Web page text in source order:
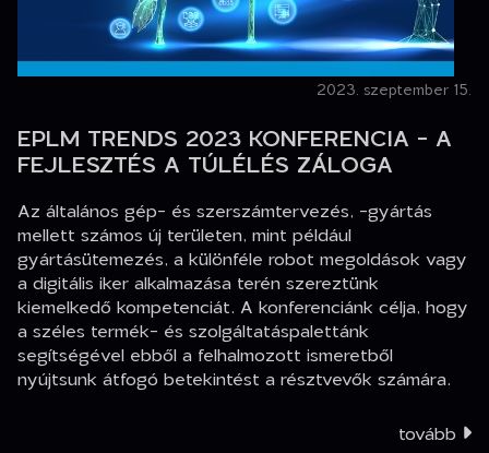
2023. szeptember 15.
EPLM TRENDS 2023 KONFERENCIA - A
FEJLESZTÉS A TÚLÉLÉS ZÁLOGA
Az általános gép- és szerszámtervezés, -gyártás
mellett számos új területen, mint például
gyártásütemezés, a különféle robot megoldások vagy
a digitális iker alkalmazása terén szereztünk
kiemelkedő kompetenciát. A konferenciánk célja, hogy
a széles termék- és szolgáltatáspalettánk
segítségével ebből a felhalmozott ismeretből
nyújtsunk átfogó betekintést a résztvevők számára.
tovább